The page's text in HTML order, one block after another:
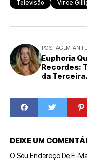
Televisão Vince
POSTAGEM
Euphoria
Recordes:
da Terceira
Quase 100
Milhões de
DEIXE UM
O Seu Endereço De E-